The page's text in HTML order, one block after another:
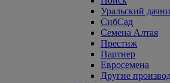
Уральский
СибСад
Семена Алтая
Престиж
Партнер
Евросемена
Другие